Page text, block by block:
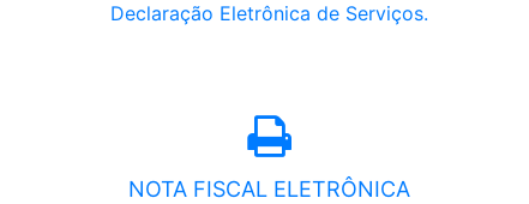
Declaração Eletrônica de Serviços.
NOTA FISCAL ELETRÔNICA